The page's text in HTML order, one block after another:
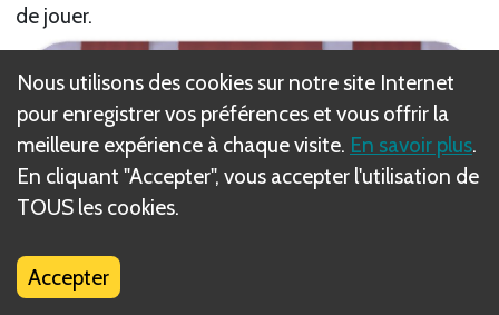
de jouer.
Nous utilisons des cookies sur notre site Internet
pour enregistrer vos préférences et vous offrir la
meilleure expérience à chaque visite. En savoir plus.
En cliquant "Accepter", vous accepter l'utilisation de
TOUS les cookies.
Accepter